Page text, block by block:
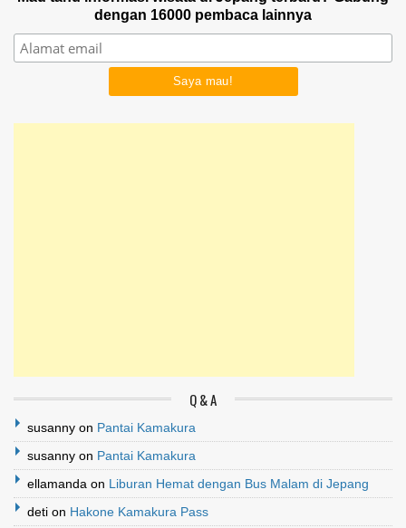
dengan 16000 pembaca lainnya
Q & A
susanny on Pantai Kamakura
susanny on Pantai Kamakura
ellamanda on Liburan Hemat dengan Bus Malam di Jepang
deti on Hakone Kamakura Pass